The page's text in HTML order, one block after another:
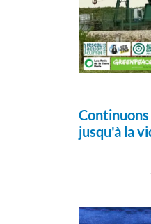
jusqu'à la